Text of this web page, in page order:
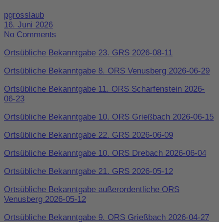
pgrosslaub
16. Juni 2026
No Comments
Ortsübliche Bekanntgabe 23. GRS 2026-08-11
Ortsübliche Bekanntgabe 8. ORS Venusberg 2026-06-29
Ortsübliche Bekanntgabe 11. ORS Scharfenstein 2026-
06-23
Ortsübliche Bekanntgabe 10. ORS Grießbach 2026-06-15
Ortsübliche Bekanntgabe 22. GRS 2026-06-09
Ortsübliche Bekanntgabe 10. ORS Drebach 2026-06-04
Ortsübliche Bekanntgabe 21. GRS 2026-05-12
Ortsübliche Bekanntgabe außerordentliche ORS
Venusberg 2026-05-12
Ortsübliche Bekanntgabe 9. ORS Grießbach 2026-04-27